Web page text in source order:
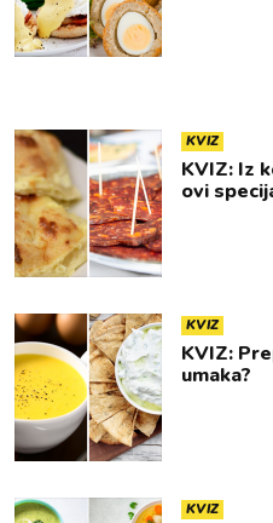
KVIZ
KVIZ: Iz
ovi
KVIZ
KVIZ:
umaka?
KVIZ